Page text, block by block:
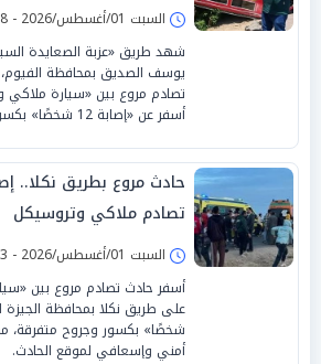
السبت 01/أغسطس/2026 - 06:38 م
شهد طريق «عزبة الصعايدة
يوسف الصديق بمحافظة الفيوم،
تصادم مروع بين «سيارة ملاكي
أسفر عن «إصابة 12 شخصًا» بكسور وجروح متفرقة.
تصادم ملاكي وتروسيكل
السبت 01/أغسطس/2026 - 04:33 م
أسفر حادث تصادم مروع بين
شخصًا» بكسور وجروح متفرقة،
أمني وإسعافي لموقع الحادث.